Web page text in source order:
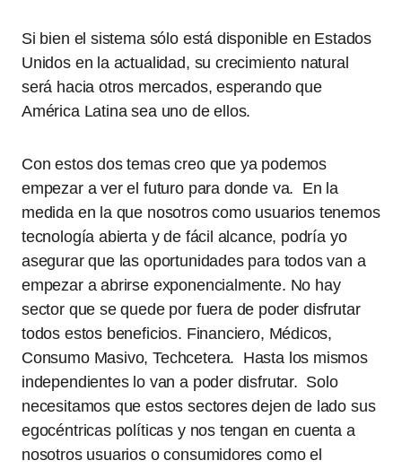
Si bien el sistema sólo está disponible en Estados
Unidos en la actualidad, su crecimiento natural
será hacia otros mercados, esperando que
América Latina sea uno de ellos.
Con estos dos temas creo que ya podemos
empezar a ver el futuro para donde va. En la
medida en la que nosotros como usuarios tenemos
tecnología abierta y de fácil alcance, podría yo
asegurar que las oportunidades para todos van a
empezar a abrirse exponencialmente. No hay
sector que se quede por fuera de poder disfrutar
todos estos beneficios. Financiero, Médicos,
Consumo Masivo, Techcetera. Hasta los mismos
independientes lo van a poder disfrutar. Solo
necesitamos que estos sectores dejen de lado sus
egocéntricas políticas y nos tengan en cuenta a
nosotros usuarios o consumidores como el